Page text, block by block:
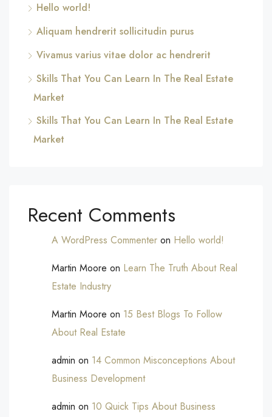
Hello world!
Aliquam hendrerit sollicitudin purus
Vivamus varius vitae dolor ac hendrerit
Skills That You Can Learn In The Real Estate
Market
Skills That You Can Learn In The Real Estate
Market
Recent Comments
A WordPress Commenter on Hello world!
Martin Moore on Learn The Truth About Real
Estate Industry
Martin Moore on 15 Best Blogs To Follow
About Real Estate
admin on 14 Common Misconceptions About
Business Development
admin on 10 Quick Tips About Business